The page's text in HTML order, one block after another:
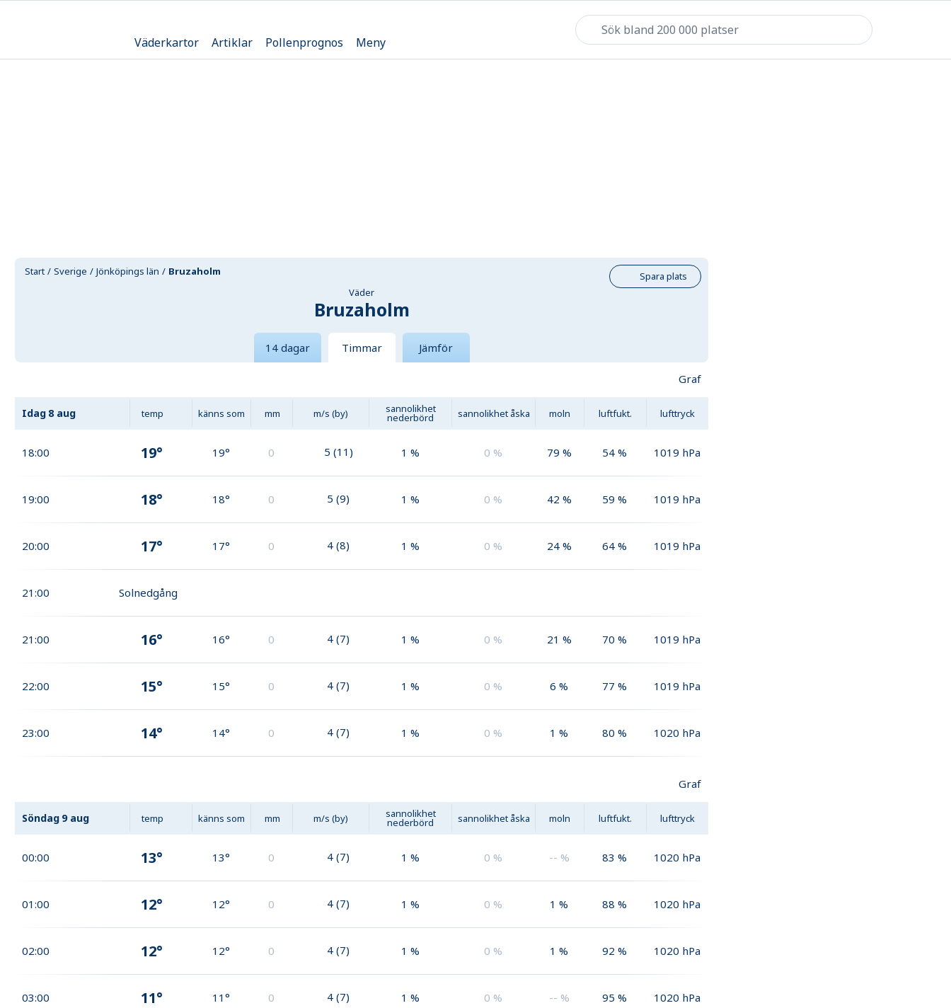
Väderkartor Artiklar Pollenprognos Meny
Start Sverige Jönköpings län Bruzaholm
Spara plats
Väder
Bruzaholm
14 dagar Timmar Jämför
Graf
Idag 8 aug temp känns som mm m/s (by) sannolikhet
nederbörd sannolikhet åska moln luftfukt. lufttryck
18:00 19° 19° 0 5 (11) 1 % 0 % 79 % 54 % 1019 hPa
19:00 18° 18° 0 5 (9) 1 % 0 % 42 % 59 % 1019 hPa
20:00 17° 17° 0 4 (8) 1 % 0 % 24 % 64 % 1019 hPa
21:00 Solnedgång
21:00 16° 16° 0 4 (7) 1 % 0 % 21 % 70 % 1019 hPa
22:00 15° 15° 0 4 (7) 1 % 0 % 6 % 77 % 1019 hPa
23:00 14° 14° 0 4 (7) 1 % 0 % 1 % 80 % 1020 hPa
Graf
Söndag 9 aug temp känns som mm m/s (by) sannolikhet
nederbörd sannolikhet åska moln luftfukt. lufttryck
00:00 13° 13° 0 4 (7) 1 % 0 % -- % 83 % 1020 hPa
01:00 12° 12° 0 4 (7) 1 % 0 % 1 % 88 % 1020 hPa
02:00 12° 12° 0 4 (7) 1 % 0 % 1 % 92 % 1020 hPa
03:00 11° 11° 0 4 (7) 1 % 0 % -- % 95 % 1020 hPa